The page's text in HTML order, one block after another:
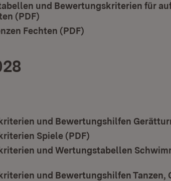
und Bewertungskriterien für
(PDF)
Fechten (PDF)
und Bewertungshilfen
Spiele (PDF)
und Wertungstabellen
und Bewertungshilfen Tanzen,